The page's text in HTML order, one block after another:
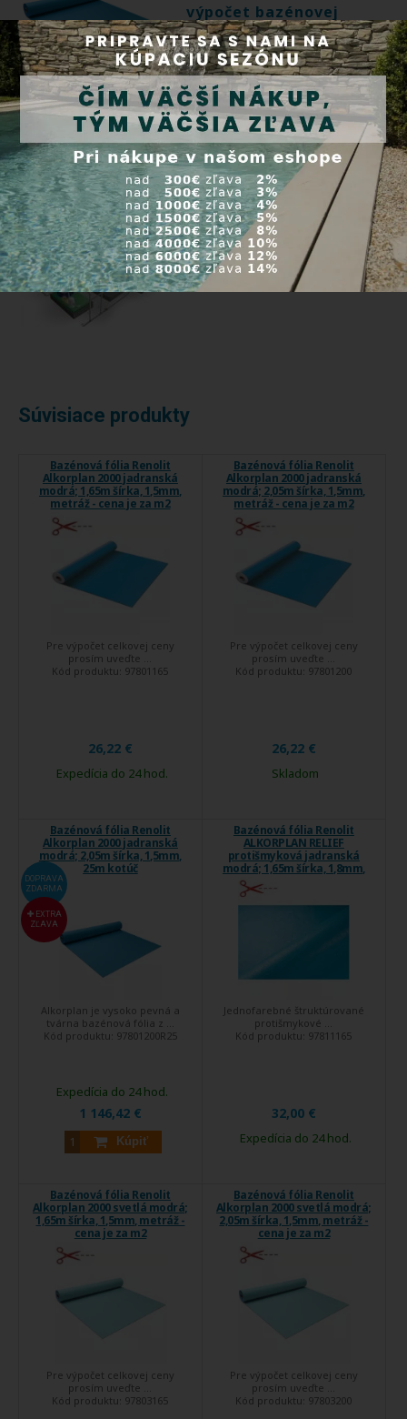
výpočet bazénovej
fólie
Ako stavebne pripraviť bazén
pre montáž bazénovej fólie a
ako výpočítať potrebné
množstvo bazénovej fólie pre
dno, steny a schody bazéna.
Rozpočty pre fóliové
bazény
Súvisiace produkty
Bazénová fólia Renolit
Alkorplan 2000 jadranská
modrá; 1,65m šírka, 1,5mm,
metráž - cena je za m2
Pre výpočet celkovej ceny
prosím uveďte ...
Kód produktu: 97801165
26,22 €
Expedícia do 24 hod.
Bazénová fólia Renolit
Alkorplan 2000 jadranská
modrá; 2,05m šírka, 1,5mm,
metráž - cena je za m2
Pre výpočet celkovej ceny
prosím uveďte ...
Kód produktu: 97801200
26,22 €
Skladom
Bazénová fólia Renolit
Alkorplan 2000 jadranská
modrá; 2,05m šírka, 1,5mm,
25m kotúč
DOPRAVA
ZDARMA
EXTRA
ZĽAVA
Alkorplan je vysoko pevná a
tvárna bazénová fólia z ...
Kód produktu: 97801200R25
1 146,42 €
Kúpiť
Expedícia do 24 hod.
Bazénová fólia Renolit
ALKORPLAN RELIEF
protišmyková jadranská
modrá; 1,65m šírka, 1,8mm,
metráž - cena je za m2
Jednofarebné štruktúrované
protišmykové ...
Kód produktu: 97811165
32,00 €
Expedícia do 24 hod.
Bazénová fólia Renolit
Alkorplan 2000 svetlá modrá;
1,65m šírka, 1,5mm, metráž -
cena je za m2
Pre výpočet celkovej ceny
prosím uveďte ...
Kód produktu: 97803165
Bazénová fólia Renolit
Alkorplan 2000 svetlá modrá;
2,05m šírka, 1,5mm, metráž -
cena je za m2
Pre výpočet celkovej ceny
prosím uveďte ...
Kód produktu: 97803200